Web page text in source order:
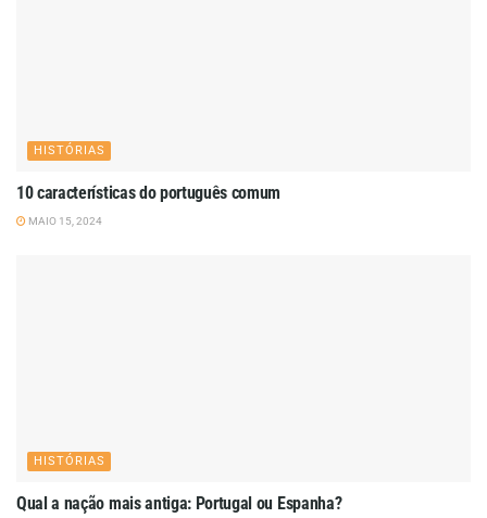
HISTÓRIAS
10 características do português comum
MAIO 15, 2024
HISTÓRIAS
Qual a nação mais antiga: Portugal ou Espanha?